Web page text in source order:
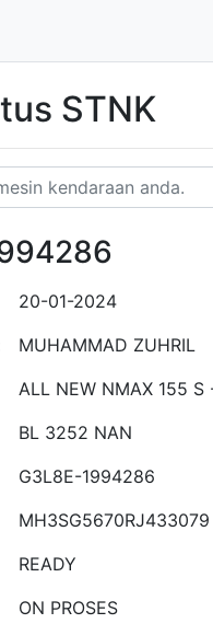
STNK
20-01-2024
MUHAMMAD ZUHRIL
ALL NEW NMAX 155 S
BL 3252 NAN
G3L8E-1994286
MH3SG5670RJ433079
READY
ON PROSES